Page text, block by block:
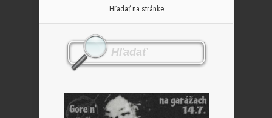
Hľadať na stránke